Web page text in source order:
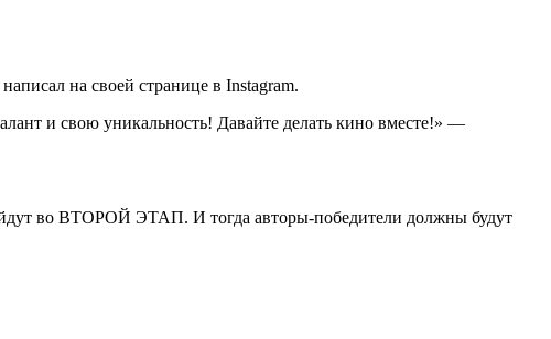
на своей странице в Instagram.
и свою уникальность! Давайте делать кино вместе!» —
во ВТОРОЙ ЭТАП. И тогда авторы-победители должны будут